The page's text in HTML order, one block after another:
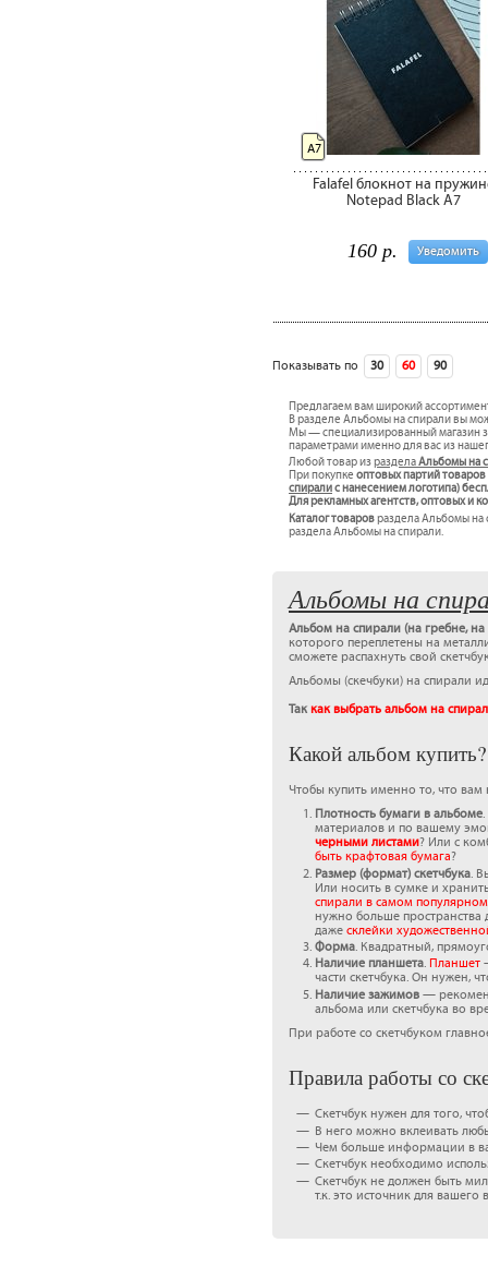
Falafel блокнот на
Notepad Black А7
Уведомить
160 р.
А7
Показывать по 30 60 90
Предлагаем вам широкий
В разделе Альбомы на спирали вы
Мы — специализированный магазин
параметрами именно для вас из
Любой товар изразделаАльбомы на
При покупке оптовых партий
спиралиc нанесением логотипа)
Для рекламных агентств, оптовых и
Каталог товаровраздела Альбомы на
раздела Альбомы на спирали.
Альбомы на
Альбом на спирали (на гребне,
которого переплетены на
сможете распахнуть свой
Альбомы (скечбуки) на спирали
Так как выбрать альбом на
Какой альбом купить?
Чтобы купить именно то, что вам
Плотность бумаги в альбоме.
материалов и по вашему
черными листами? Или с
быть крафтовая бумага?
Размер (формат) скетчбука .
Или носить в сумке и
спирали в самом
нужно больше
даже склейки
Форма. Квадратный,
Наличие планшета. Планшет
части скетчбука. Он нужен,
Наличие зажимов —
альбома или скетчбука во
При работе со скетчбуком
Правила работы со
Скетчбук нужен для того,
В него можно вклеивать
Чем больше информации в
Скетчбук необходимо
Скетчбук не должен быть
т.к. это источник для вашего